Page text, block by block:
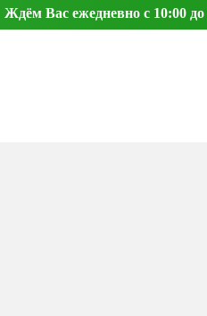
Ждём Вас ежедневно с 10:00